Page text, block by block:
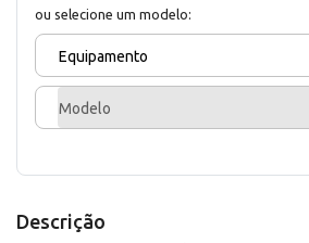
ou selecione um modelo:
Equipamento
Modelo
Descrição